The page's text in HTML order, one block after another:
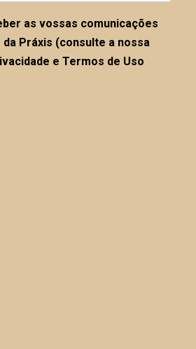
as vossas comunicações
Práxis (consulte a nossa
e Termos de Uso